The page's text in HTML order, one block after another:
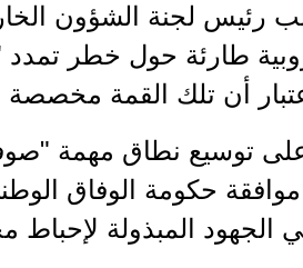
رئيس لجنة الشؤون
طارئة حول خطر
أن تلك القمة
توسيع نطاق مهمة
حكومة الوفاق
المبذولة لإحباط